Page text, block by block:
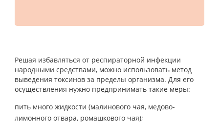
Решая избавляться от респираторной инфекции
народными средствами, можно использовать метод
выведения токсинов за пределы организма. Для его
осуществления нужно предпринимать такие меры:
пить много жидкости (малинового чая, медово-
лимонного отвара, ромашкового чая);